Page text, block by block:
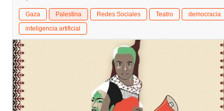
Gaza Palestina Redes Sociales Teatro
democracia
inteligencia artificial